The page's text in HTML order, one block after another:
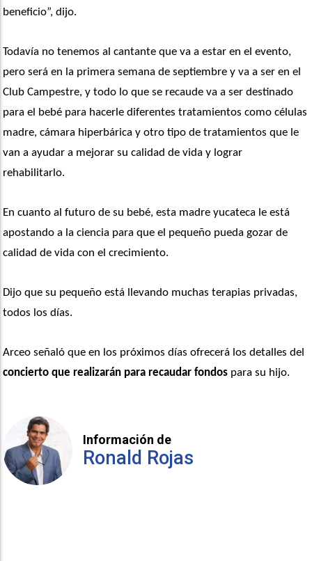
beneficio”, dijo.
Todavía no tenemos al cantante que va a estar en el evento,
pero será en la primera semana de septiembre y va a ser en el
Club Campestre, y todo lo que se recaude va a ser destinado
para el bebé para hacerle diferentes tratamientos como células
madre, cámara hiperbárica y otro tipo de tratamientos que le
van a ayudar a mejorar su calidad de vida y lograr
rehabilitarlo.
En cuanto al futuro de su bebé, esta madre yucateca le está
apostando a la ciencia para que el pequeño pueda gozar de
calidad de vida con el crecimiento.
Dijo que su pequeño está llevando muchas terapias privadas,
todos los días.
concierto que realizarán para recaudar fondos para su hijo.
Información de
Ronald Rojas